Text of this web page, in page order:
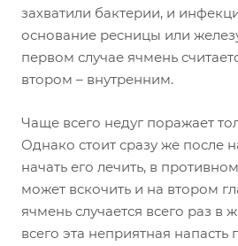
захватили бактерии, и
основание ресницы или
первом случае ячмень
втором – внутренним.
Чаще всего недуг поражает
Однако стоит сразу же после
начать его лечить, в
может вскочить и на втором
ячмень случается всего раз в
всего эта неприятная напасть